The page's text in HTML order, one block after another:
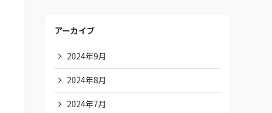
アーカイブ
2024年9月
2024年8月
2024年7月